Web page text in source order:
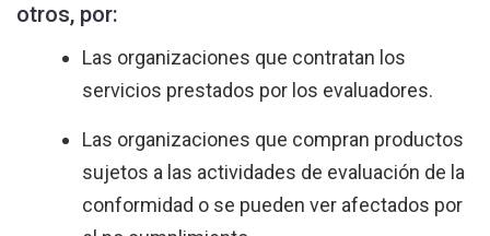
otros, por:
Las organizaciones que contratan los
servicios prestados por los evaluadores.
Las organizaciones que compran productos
sujetos a las actividades de evaluación de la
conformidad o se pueden ver afectados por